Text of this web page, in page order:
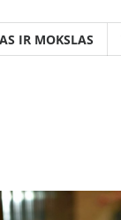
IR MOKSLAS